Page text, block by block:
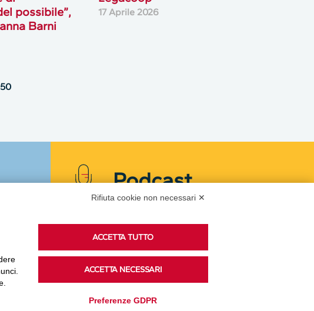
possibile”,
Barni
17 Aprile 2026
50
Podcast
Ascolta i podcast di approfondimento di Legacoop
su Spreaker.
Accedi alla sezione
Rifiuta cookie non necessari ✕
ACCETTA TUTTO
ACCETTA NECESSARI
Preferenze GDPR